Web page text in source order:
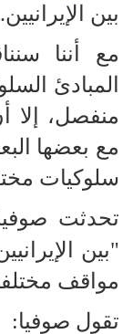
بين الإيرانيين.
مع أننا
المبادئ
منفصل، إلا
مع بعضها
سلوكيات
تحدثت
"بين
مواقف
تقول صوفيا: